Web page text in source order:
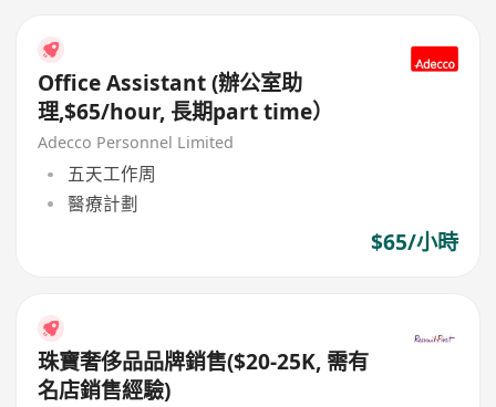
Office Assistant (辦公室助
理,$65/hour, 長期part time）
Adecco Personnel Limited
五天工作周
醫療計劃
$65/小時
珠寶奢侈品品牌銷售($20-25K, 需有
名店銷售經驗)